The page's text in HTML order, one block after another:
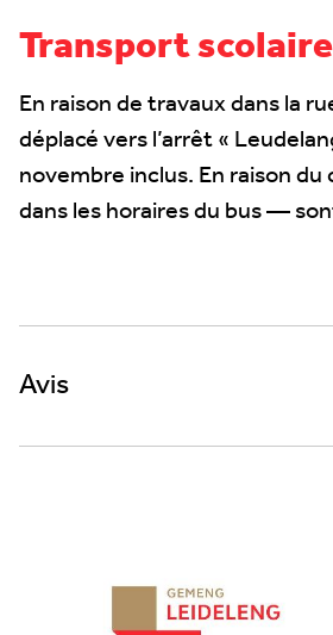
Transport scolaire
En raison de travaux dans la
déplacé vers l’arrêt «
novembre inclus. En raison
dans les horaires du bus —
Avis